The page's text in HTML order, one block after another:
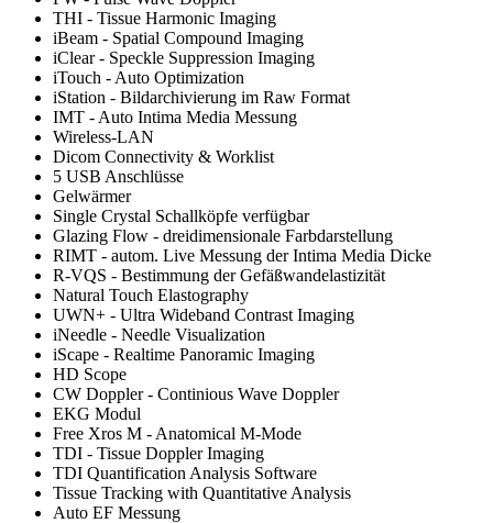
THI - Tissue Harmonic Imaging
iBeam - Spatial Compound Imaging
iClear - Speckle Suppression Imaging
iTouch - Auto Optimization
iStation - Bildarchivierung im Raw Format
IMT - Auto Intima Media Messung
Wireless-LAN
Dicom Connectivity & Worklist
5 USB Anschlüsse
Gelwärmer
Single Crystal Schallköpfe verfügbar
Glazing Flow - dreidimensionale Farbdarstellung
RIMT - autom. Live Messung der Intima Media Dicke
R-VQS - Bestimmung der Gefäßwandelastizität
Natural Touch Elastography
UWN+ - Ultra Wideband Contrast Imaging
iNeedle - Needle Visualization
iScape - Realtime Panoramic Imaging
HD Scope
CW Doppler - Continious Wave Doppler
EKG Modul
Free Xros M - Anatomical M-Mode
TDI - Tissue Doppler Imaging
TDI Quantification Analysis Software
Tissue Tracking with Quantitative Analysis
Auto EF Messung